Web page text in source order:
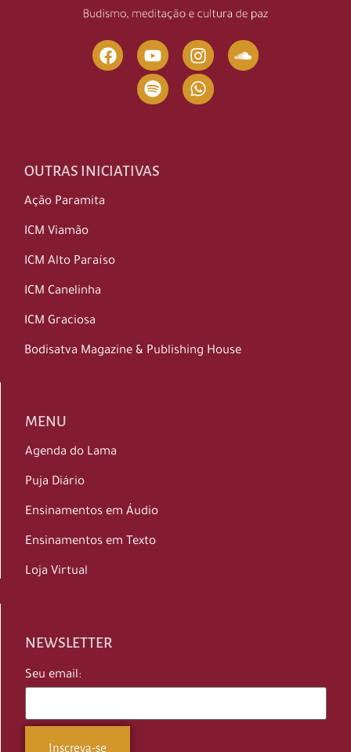
OUTRAS INICIATIVAS
Ação Paramita
ICM Viamão
ICM Alto Paraíso
ICM Canelinha
ICM Graciosa
Bodisatva Magazine & Publishing House
MENU
Agenda do Lama
Puja Diário
Ensinamentos em Áudio
Ensinamentos em Texto
Loja Virtual
NEWSLETTER
Seu email: